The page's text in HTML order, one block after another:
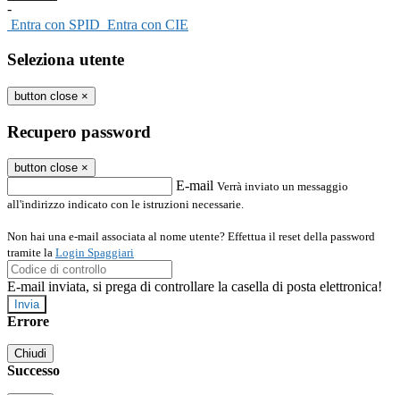
-
Entra con SPID Entra con CIE
Seleziona utente
button close ×
Recupero password
button close ×
E-mail Verrà inviato un messaggio
all'indirizzo indicato con le istruzioni necessarie.
Non hai una e-mail associata al nome utente? Effettua il reset della password
tramite la Login Spaggiari
E-mail inviata, si prega di controllare la casella di posta elettronica!
Errore
Chiudi
Successo